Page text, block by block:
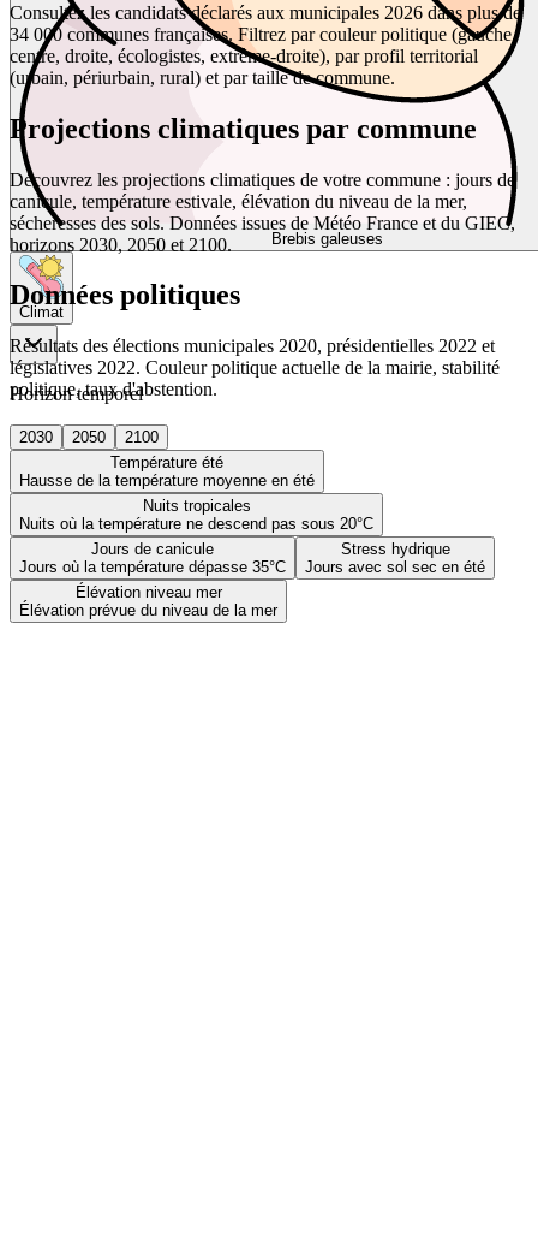
Brebis galeuses
Climat
Horizon temporel
2030 2050
2100
Température été
Hausse de la température moyenne en été
Nuits tropicales
Nuits où la température ne descend pas sous 20°C
Jours de canicule
Jours où la température dépasse 35°C
Stress hydrique
Jours avec sol sec en été
Élévation niveau mer
Élévation prévue du niveau de la mer
Consultez les candidats déclarés aux municipales 2026 dans plus de
34 000 communes françaises. Filtrez par couleur politique (gauche,
centre, droite, écologistes, extrême-droite), par profil territorial
(urbain, périurbain, rural) et par taille de commune.
Projections climatiques par commune
Découvrez les projections climatiques de votre commune : jours de
canicule, température estivale, élévation du niveau de la mer,
sécheresses des sols. Données issues de Météo France et du GIEC,
horizons 2030, 2050 et 2100.
Données politiques
Résultats des élections municipales 2020, présidentielles 2022 et
législatives 2022. Couleur politique actuelle de la mairie, stabilité
politique, taux d'abstention.